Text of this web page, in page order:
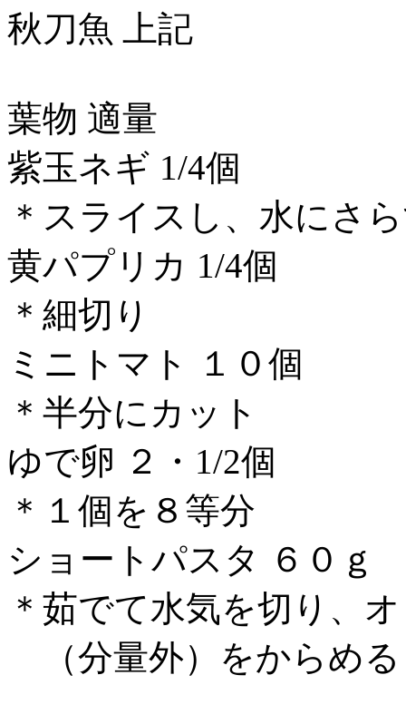
秋刀魚 上記
葉物 適量
紫玉ネギ 1/4個
＊スライスし、水にさ
黄パプリカ 1/4個
＊細切り
ミニトマト １０個
＊半分にカット
ゆで卵 ２・1/2個
＊１個を８等分
ショートパスタ ６０ｇ
＊茹でて水気を切り、
（分量外）をからめる